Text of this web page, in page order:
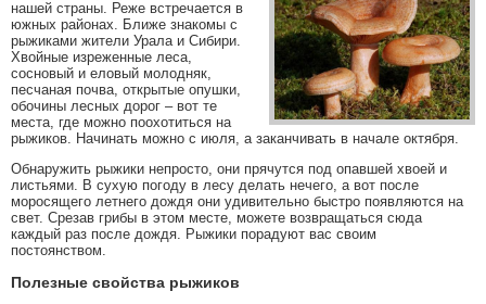
нашей страны. Реже встречается в
южных районах. Ближе знакомы с
рыжиками жители Урала и Сибири.
Хвойные изреженные леса,
сосновый и еловый молодняк,
песчаная почва, открытые опушки,
обочины лесных дорог – вот те
места, где можно поохотиться на
рыжиков. Начинать можно с июля, а заканчивать в начале октября.
Обнаружить рыжики непросто, они прячутся под опавшей хвоей и
листьями. В сухую погоду в лесу делать нечего, а вот после
моросящего летнего дождя они удивительно быстро появляются на
свет. Срезав грибы в этом месте, можете возвращаться сюда
каждый раз после дождя. Рыжики порадуют вас своим
постоянством.
Полезные свойства рыжиков